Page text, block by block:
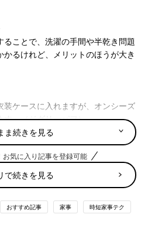
ることで、洗濯の手間や半乾き問題
るけれど、メリットのほうが大き
装ケースに入れますが、オンシーズ
す」（ジグリーパフ）
いて干さなくていいようにしていま
す‼」（ちあき）
です。夫のほんの少しの協力でラ
ま続きを見る
お気に入り記事を登録可能
で続きを見る
おすすめ記事 家事 時短家事テク